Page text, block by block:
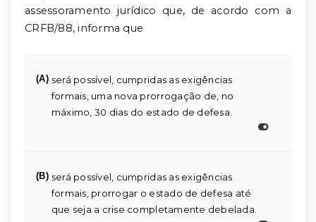
assessoramento jurídico que, de acordo com a
CRFB/88, informa que
(A) será possível, cumpridas as exigências
formais, uma nova prorrogação de, no
máximo, 30 dias do estado de defesa.
(B) será possível, cumpridas as exigências
formais, prorrogar o estado de defesa até
que seja a crise completamente debelada.